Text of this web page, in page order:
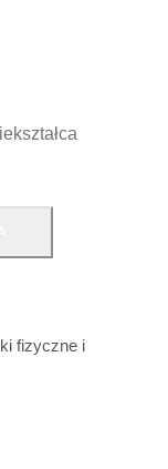
fizyczne i